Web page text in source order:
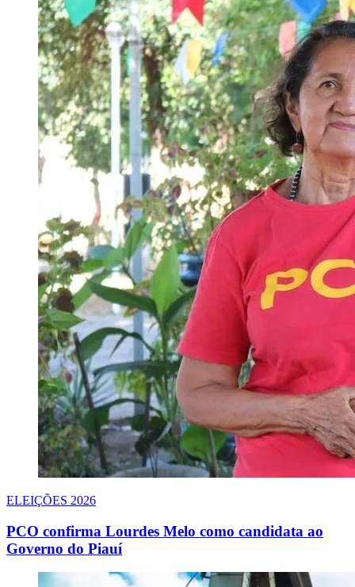
ELEIÇÕES 2026
PCO confirma Lourdes Melo como candidata ao
Governo do Piauí